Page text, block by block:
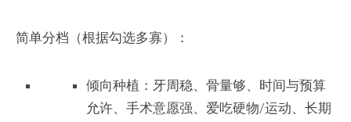
简单分档（根据勾选多寡）：
倾向种植：牙周稳、骨量够、时间与预算
允许、手术意愿强、爱吃硬物/运动、长期